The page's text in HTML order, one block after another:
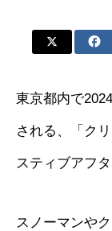
東京都内で
される、「ク
スティブアフ
スノーマンや